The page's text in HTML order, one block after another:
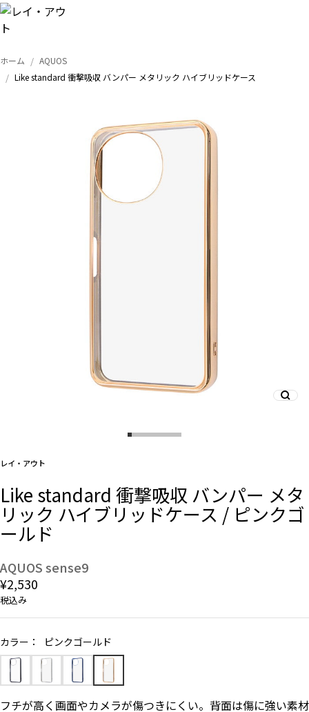
トップ
事業内容
会社概要
お知らせ
お問い合わせ（一般の皆様）
お問い合わせ（企業様）
プライバシーポリシー
ホーム
AQUOS
Like standard 衝撃吸収 バンパー メタリック ハイブリッドケース
レイ・アウト
Like standard 衝撃吸収 バンパー メタ
リック ハイブリッドケース / ピンクゴ
ールド
AQUOS sense9
¥2,530
税込み
カラー： ピンクゴールド
フチが高く画面やカメラが傷つきにくい。背面は傷に強い素材